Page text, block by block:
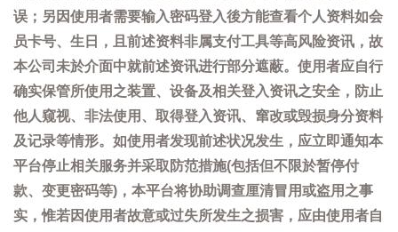
误；另因使用者需要输入密码登入後方能查看个人资料如会
员卡号、生日，且前述资料非属支付工具等高风险资讯，故
本公司未於介面中就前述资讯进行部分遮蔽。使用者应自行
确实保管所使用之装置、设备及相关登入资讯之安全，防止
他人窥视、非法使用、取得登入资讯、窜改或毁损身分资料
及记录等情形。如使用者发现前述状况发生，应立即通知本
平台停止相关服务并采取防范措施(包括但不限於暂停付
款、变更密码等)，本平台将协助调查厘清冒用或盗用之事
实，惟若因使用者故意或过失所发生之损害，应由使用者自